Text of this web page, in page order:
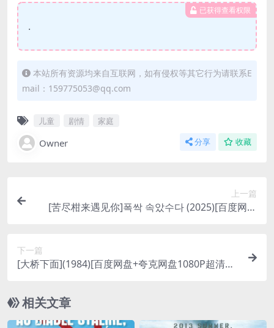
已获得查看权限
.
本站所有资源均来自互联网，如有侵权等其它行为请联系E
mail：159775053@qq.com
儿童 剧情 家庭
Owner 分享 收藏
上一篇
[苦尽柑来遇见你]폭싹 속았수다 (2025)[百度网盘
下一篇
[大桥下面](1984)[百度网盘+夸克网盘1080P超清未
幕]
相关文章